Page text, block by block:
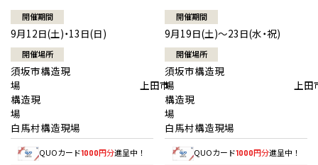
開催期間
9月12日(土)・13日(日)
開催場所
須坂市構造現
場 上田市
構造現
場
白馬村構造現場
QUOカード1000円分進呈中！
開催期間
9月19日(土)～23日(水・祝)
開催場所
須坂市構造現
場 上田
構造現
白馬村構造現場
QUOカード1000円分進呈中！